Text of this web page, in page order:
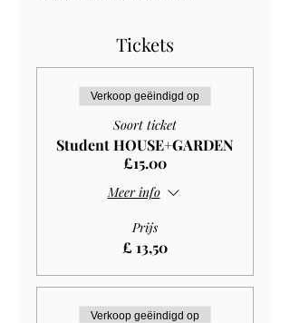
Tickets
Verkoop geëindigd op
Soort ticket
Student HOUSE+GARDEN
£15.00
Meer info
Prijs
£ 13,50
Verkoop geëindigd op